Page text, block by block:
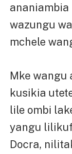
ananiambia
wazungu
mchele
Mke wangu
kusikia
lile ombi
yangu
Docra,